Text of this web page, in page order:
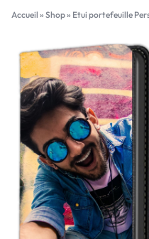
Accueil » Shop» Etui portefeuille